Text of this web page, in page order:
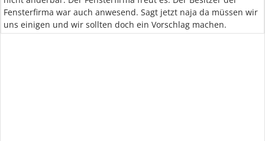
Fensterfirma war auch anwesend. Sagt jetzt naja da müssen wir
uns einigen und wir sollten doch ein Vorschlag machen.